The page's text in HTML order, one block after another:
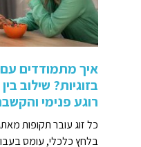
איך מתמודדים
בזוגיות? שילוב
רוגע פנימי
כל זוג עובר תקופות
בלחץ כלכלי, עומס